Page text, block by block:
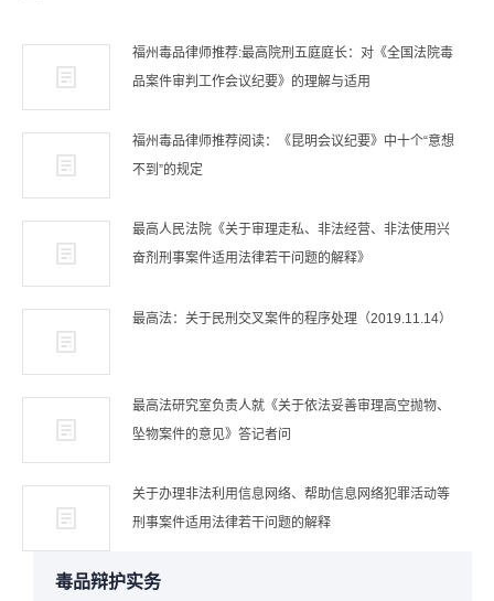
福州毒品律师推荐:最高院刑五庭庭长：对《全国法院毒
品案件审判工作会议纪要》的理解与适用
福州毒品律师推荐阅读：《昆明会议纪要》中十个“意想
不到”的规定
最高人民法院《关于审理走私、非法经营、非法使用兴
奋剂刑事案件适用法律若干问题的解释》
最高法：关于民刑交叉案件的程序处理（2019.11.14）
最高法研究室负责人就《关于依法妥善审理高空抛物、
坠物案件的意见》答记者问
关于办理非法利用信息网络、帮助信息网络犯罪活动等
刑事案件适用法律若干问题的解释
毒品辩护实务